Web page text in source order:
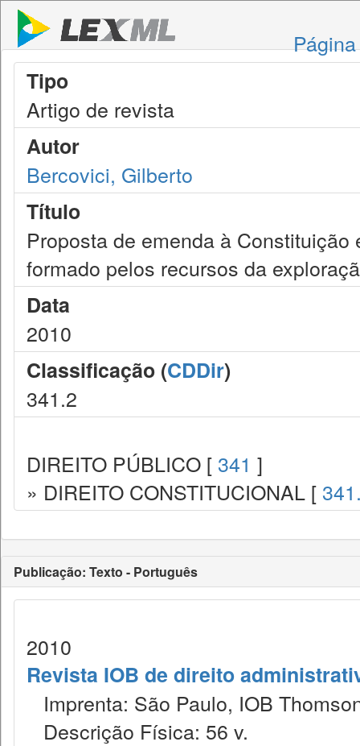
Tipo
Artigo de revista
Autor
Bercovici, Gilberto
Título
Proposta de emenda à
formado pelos recursos da
Data
2010
Classificação (CDDir)
341.2
DIREITO PÚBLICO [ 341 ]
» DIREITO CONSTITUCIONAL [
Publicação: Texto - Português
2010
Revista IOB de direito
Imprenta: São Paulo, IOB
Descrição Física: 56 v.